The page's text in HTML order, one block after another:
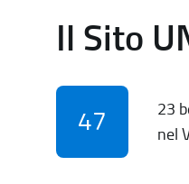
Il Sito
47
23
nel